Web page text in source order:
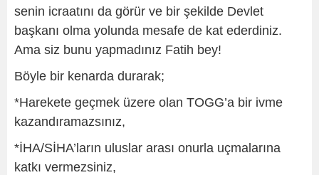
senin icraatını da görür ve bir şekilde Devlet
başkanı olma yolunda mesafe de kat ederdiniz.
Ama siz bunu yapmadınız Fatih bey!
Böyle bir kenarda durarak;
*Harekete geçmek üzere olan TOGG’a bir ivme
kazandıramazsınız,
*İHA/SİHA’ların uluslar arası onurla uçmalarına
katkı vermezsiniz,